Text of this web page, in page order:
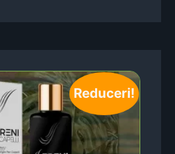
Reduceri!